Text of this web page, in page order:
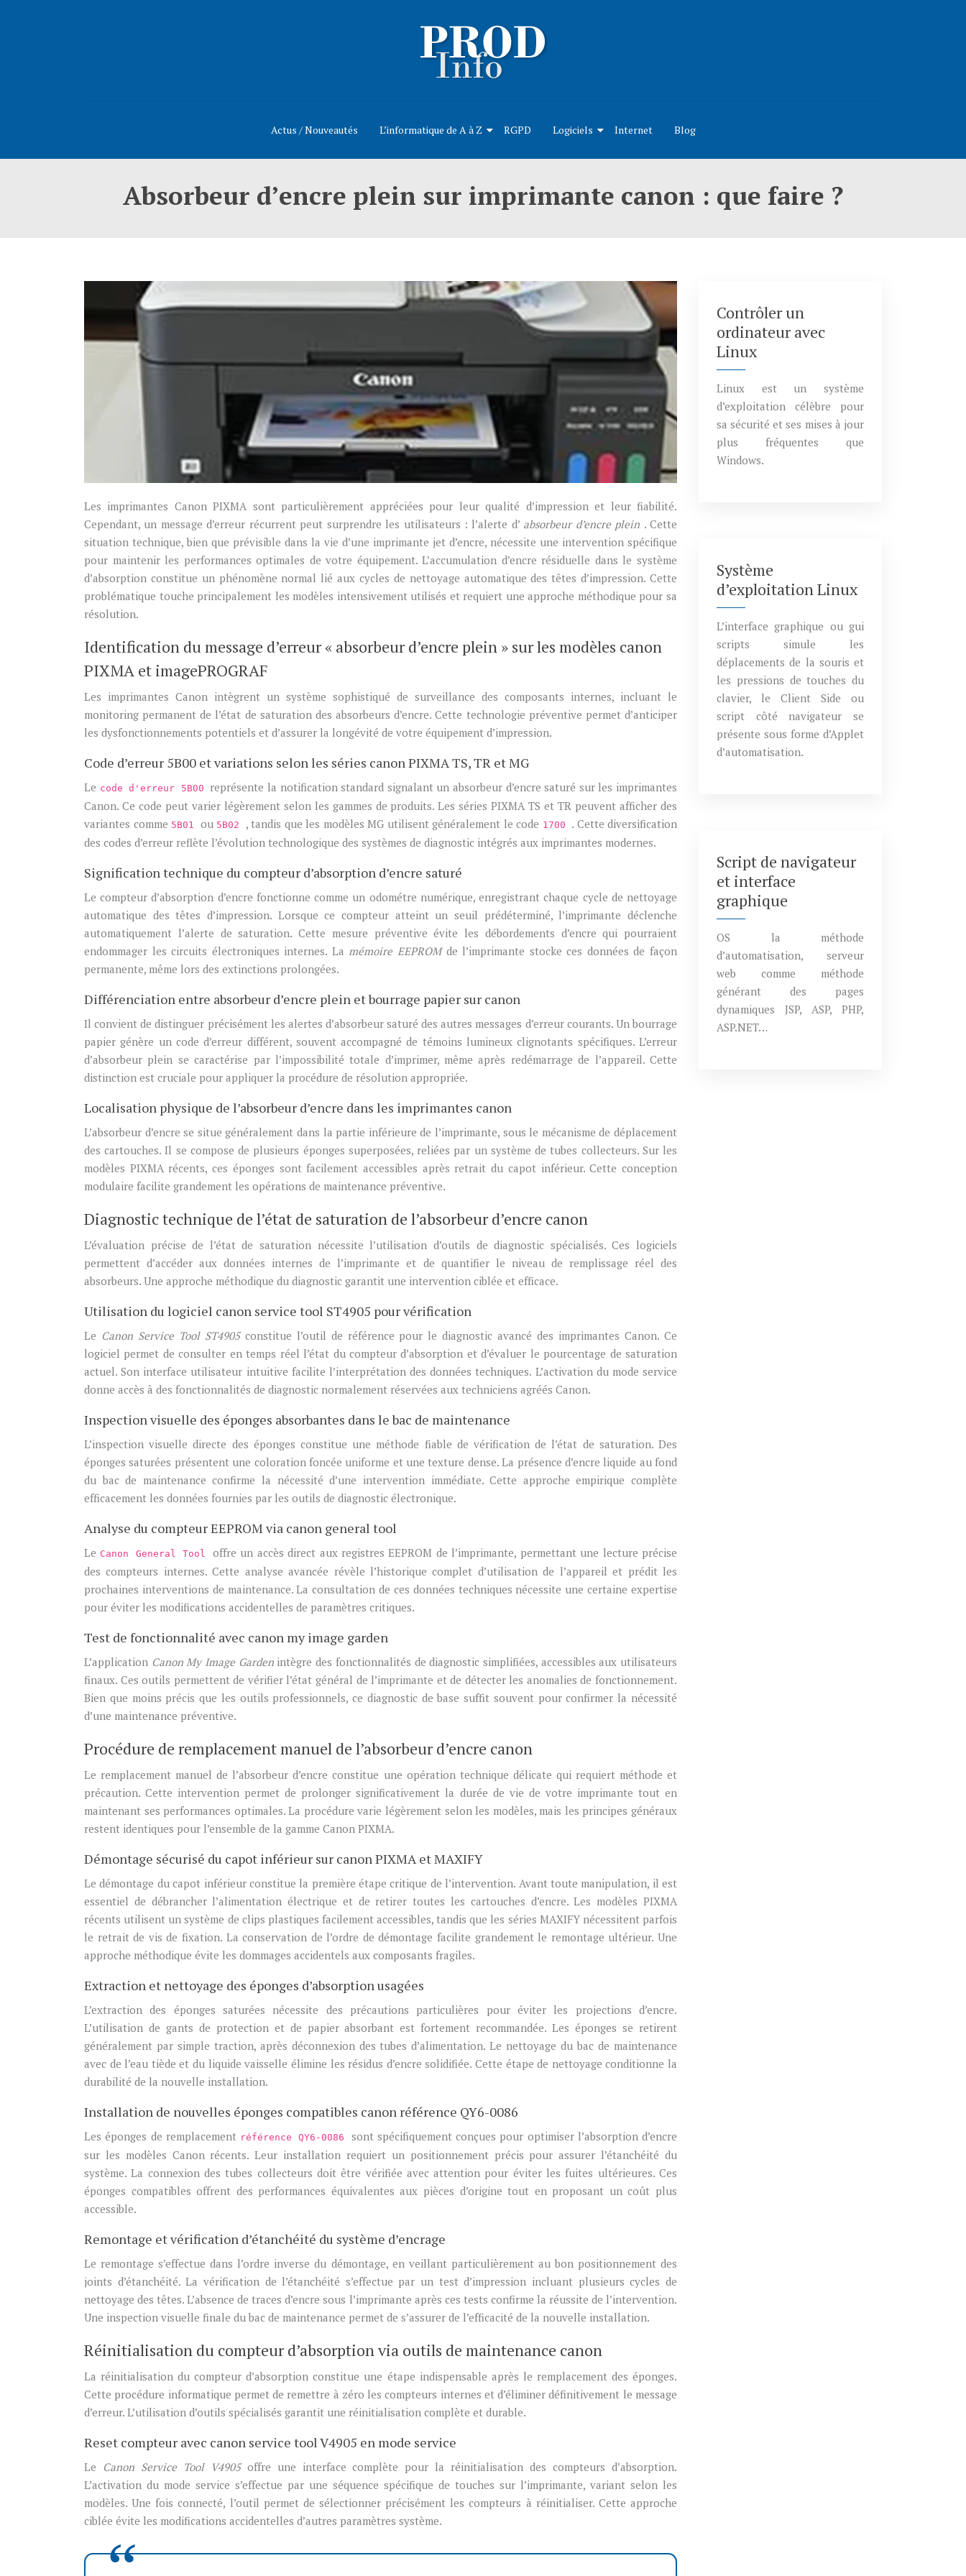
Actus / Nouveautés L’informatique de A à Z RGPD Logiciels Internet Blog
Absorbeur d’encre plein sur imprimante canon : que faire ?
Les imprimantes Canon PIXMA sont particulièrement appréciées pour leur qualité d’impression et leur fiabilité.
Cependant, un message d’erreur récurrent peut surprendre les utilisateurs : l’alerte d’ absorbeur d’encre plein . Cette
situation technique, bien que prévisible dans la vie d’une imprimante jet d’encre, nécessite une intervention spécifique
pour maintenir les performances optimales de votre équipement. L’accumulation d’encre résiduelle dans le système
d’absorption constitue un phénomène normal lié aux cycles de nettoyage automatique des têtes d’impression. Cette
problématique touche principalement les modèles intensivement utilisés et requiert une approche méthodique pour sa
résolution.
Identification du message d’erreur « absorbeur d’encre plein » sur les modèles canon
PIXMA et imagePROGRAF
Les imprimantes Canon intègrent un système sophistiqué de surveillance des composants internes, incluant le
monitoring permanent de l’état de saturation des absorbeurs d’encre. Cette technologie préventive permet d’anticiper
les dysfonctionnements potentiels et d’assurer la longévité de votre équipement d’impression.
Code d’erreur 5B00 et variations selon les séries canon PIXMA TS, TR et MG
Le code d'erreur 5B00 représente la notification standard signalant un absorbeur d’encre saturé sur les imprimantes
Canon. Ce code peut varier légèrement selon les gammes de produits. Les séries PIXMA TS et TR peuvent afficher des
variantes comme 5B01 ou 5B02 , tandis que les modèles MG utilisent généralement le code 1700 . Cette diversification
des codes d’erreur reflète l’évolution technologique des systèmes de diagnostic intégrés aux imprimantes modernes.
Signification technique du compteur d’absorption d’encre saturé
Le compteur d’absorption d’encre fonctionne comme un odométre numérique, enregistrant chaque cycle de nettoyage
automatique des têtes d’impression. Lorsque ce compteur atteint un seuil prédéterminé, l’imprimante déclenche
automatiquement l’alerte de saturation. Cette mesure préventive évite les débordements d’encre qui pourraient
endommager les circuits électroniques internes. Lamémoire EEPROM de l’imprimante stocke ces données de façon
permanente, même lors des extinctions prolongées.
Différenciation entre absorbeur d’encre plein et bourrage papier sur canon
Il convient de distinguer précisément les alertes d’absorbeur saturé des autres messages d’erreur courants. Un bourrage
papier génère un code d’erreur différent, souvent accompagné de témoins lumineux clignotants spécifiques. L’erreur
d’absorbeur plein se caractérise par l’impossibilité totale d’imprimer, même après redémarrage de l’appareil. Cette
distinction est cruciale pour appliquer la procédure de résolution appropriée.
Localisation physique de l’absorbeur d’encre dans les imprimantes canon
L’absorbeur d’encre se situe généralement dans la partie inférieure de l’imprimante, sous le mécanisme de déplacement
des cartouches. Il se compose de plusieurs éponges superposées, reliées par un système de tubes collecteurs. Sur les
modèles PIXMA récents, ces éponges sont facilement accessibles après retrait du capot inférieur. Cette conception
modulaire facilite grandement les opérations de maintenance préventive.
Diagnostic technique de l’état de saturation de l’absorbeur d’encre canon
L’évaluation précise de l’état de saturation nécessite l’utilisation d’outils de diagnostic spécialisés. Ces logiciels
permettent d’accéder aux données internes de l’imprimante et de quantifier le niveau de remplissage réel des
absorbeurs. Une approche méthodique du diagnostic garantit une intervention ciblée et efficace.
Utilisation du logiciel canon service tool ST4905 pour vérification
Le Canon Service Tool ST4905 constitue l’outil de référence pour le diagnostic avancé des imprimantes Canon. Ce
logiciel permet de consulter en temps réel l’état du compteur d’absorption et d’évaluer le pourcentage de saturation
actuel. Son interface utilisateur intuitive facilite l’interprétation des données techniques. L’activation du mode service
donne accès à des fonctionnalités de diagnostic normalement réservées aux techniciens agréés Canon.
Inspection visuelle des éponges absorbantes dans le bac de maintenance
L’inspection visuelle directe des éponges constitue une méthode fiable de vérification de l’état de saturation. Des
éponges saturées présentent une coloration foncée uniforme et une texture dense. La présence d’encre liquide au fond
du bac de maintenance confirme la nécessité d’une intervention immédiate. Cette approche empirique complète
efficacement les données fournies par les outils de diagnostic électronique.
Analyse du compteur EEPROM via canon general tool
Le Canon General Tool offre un accès direct aux registres EEPROM de l’imprimante, permettant une lecture précise
des compteurs internes. Cette analyse avancée révèle l’historique complet d’utilisation de l’appareil et prédit les
prochaines interventions de maintenance. La consultation de ces données techniques nécessite une certaine expertise
pour éviter les modifications accidentelles de paramètres critiques.
Test de fonctionnalité avec canon my image garden
L’application Canon My Image Garden intègre des fonctionnalités de diagnostic simplifiées, accessibles aux utilisateurs
finaux. Ces outils permettent de vérifier l’état général de l’imprimante et de détecter les anomalies de fonctionnement.
Bien que moins précis que les outils professionnels, ce diagnostic de base suffit souvent pour confirmer la nécessité
d’une maintenance préventive.
Procédure de remplacement manuel de l’absorbeur d’encre canon
Le remplacement manuel de l’absorbeur d’encre constitue une opération technique délicate qui requiert méthode et
précaution. Cette intervention permet de prolonger significativement la durée de vie de votre imprimante tout en
maintenant ses performances optimales. La procédure varie légèrement selon les modèles, mais les principes généraux
restent identiques pour l’ensemble de la gamme Canon PIXMA.
Démontage sécurisé du capot inférieur sur canon PIXMA et MAXIFY
Le démontage du capot inférieur constitue la première étape critique de l’intervention. Avant toute manipulation, il est
essentiel de débrancher l’alimentation électrique et de retirer toutes les cartouches d’encre. Les modèles PIXMA
récents utilisent un système de clips plastiques facilement accessibles, tandis que les séries MAXIFY nécessitent parfois
le retrait de vis de fixation. La conservation de l’ordre de démontage facilite grandement le remontage ultérieur. Une
approche méthodique évite les dommages accidentels aux composants fragiles.
Extraction et nettoyage des éponges d’absorption usagées
L’extraction des éponges saturées nécessite des précautions particulières pour éviter les projections d’encre.
L’utilisation de gants de protection et de papier absorbant est fortement recommandée. Les éponges se retirent
généralement par simple traction, après déconnexion des tubes d’alimentation. Le nettoyage du bac de maintenance
avec de l’eau tiède et du liquide vaisselle élimine les résidus d’encre solidifiée. Cette étape de nettoyage conditionne la
durabilité de la nouvelle installation.
Installation de nouvelles éponges compatibles canon référence QY6-0086
Les éponges de remplacement référence QY6-0086 sont spécifiquement conçues pour optimiser l’absorption d’encre
sur les modèles Canon récents. Leur installation requiert un positionnement précis pour assurer l’étanchéité du
système. La connexion des tubes collecteurs doit être vérifiée avec attention pour éviter les fuites ultérieures. Ces
éponges compatibles offrent des performances équivalentes aux pièces d’origine tout en proposant un coût plus
accessible.
Remontage et vérification d’étanchéité du système d’encrage
Le remontage s’effectue dans l’ordre inverse du démontage, en veillant particulièrement au bon positionnement des
joints d’étanchéité. La vérification de l’étanchéité s’effectue par un test d’impression incluant plusieurs cycles de
nettoyage des têtes. L’absence de traces d’encre sous l’imprimante après ces tests confirme la réussite de l’intervention.
Une inspection visuelle finale du bac de maintenance permet de s’assurer de l’efficacité de la nouvelle installation.
Réinitialisation du compteur d’absorption via outils de maintenance canon
La réinitialisation du compteur d’absorption constitue une étape indispensable après le remplacement des éponges.
Cette procédure informatique permet de remettre à zéro les compteurs internes et d’éliminer définitivement le message
d’erreur. L’utilisation d’outils spécialisés garantit une réinitialisation complète et durable.
Reset compteur avec canon service tool V4905 en mode service
Le Canon Service Tool V4905 offre une interface complète pour la réinitialisation des compteurs d’absorption.
L’activation du mode service s’effectue par une séquence spécifique de touches sur l’imprimante, variant selon les
modèles. Une fois connecté, l’outil permet de sélectionner précisément les compteurs à réinitialiser. Cette approche
ciblée évite les modifications accidentelles d’autres paramètres système.
Contrôler un
ordinateur avec
Linux
Linux est un système
d’exploitation célèbre pour
sa sécurité et ses mises à jour
plus fréquentes que
Windows.
Système
d’exploitation Linux
L’interface graphique ou gui
scripts simule les
déplacements de la souris et
les pressions de touches du
clavier, le Client Side ou
script côté navigateur se
présente sous forme d’Applet
d’automatisation.
Script de navigateur
et interface
graphique
OS la méthode
d’automatisation, serveur
web comme méthode
générant des pages
dynamiques JSP, ASP, PHP,
ASP.NET…